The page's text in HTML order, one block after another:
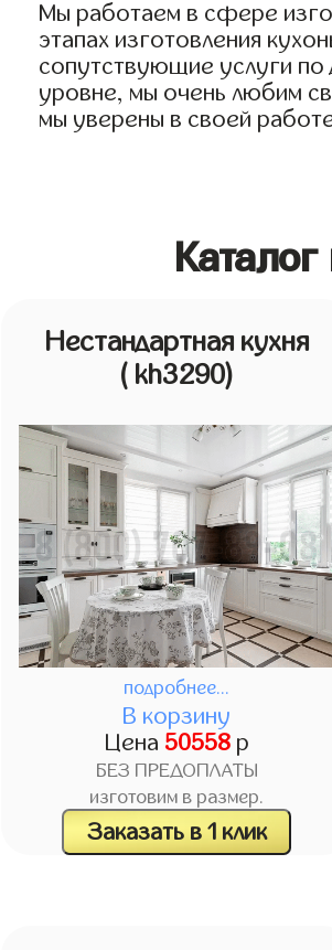
Мы работаем в сфере
этапах изготовления
сопутствующие услуги по
уровне, мы очень любим
мы уверены в своей
Нестандартная кухня
( kh3290)
подробнее...
В корзину
Цена 50558р
БЕЗ ПРЕДОПЛАТЫ
изготовим в размер.
Заказать в 1 клик